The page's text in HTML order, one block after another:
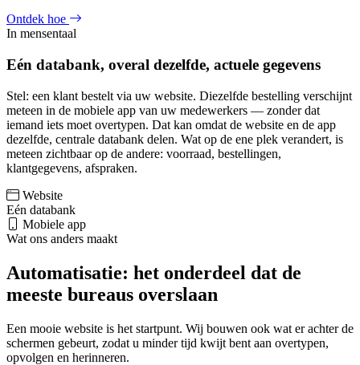
Ontdek hoe
In mensentaal
Eén databank, overal dezelfde, actuele gegevens
Stel: een klant bestelt via uw website. Diezelfde bestelling verschijnt
meteen in de mobiele app van uw medewerkers — zonder dat
iemand iets moet overtypen. Dat kan omdat de website en de app
dezelfde, centrale databank delen. Wat op de ene plek verandert, is
meteen zichtbaar op de andere: voorraad, bestellingen,
klantgegevens, afspraken.
Website
Eén databank
Mobiele app
Wat ons anders maakt
Automatisatie: het onderdeel dat de
meeste bureaus overslaan
Een mooie website is het startpunt. Wij bouwen ook wat er achter de
schermen gebeurt, zodat u minder tijd kwijt bent aan overtypen,
opvolgen en herinneren.